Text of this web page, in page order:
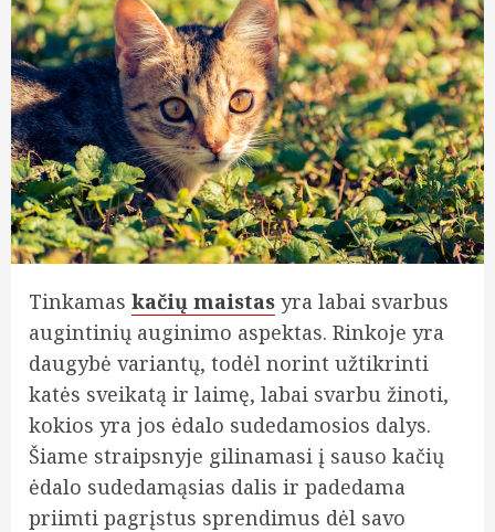
Tinkamas kačių maistas yra labai svarbus
augintinių auginimo aspektas. Rinkoje yra
daugybė variantų, todėl norint užtikrinti
katės sveikatą ir laimę, labai svarbu žinoti,
kokios yra jos ėdalo sudedamosios dalys.
Šiame straipsnyje gilinamasi į sauso kačių
ėdalo sudedamąsias dalis ir padedama
priimti pagrįstus sprendimus dėl savo